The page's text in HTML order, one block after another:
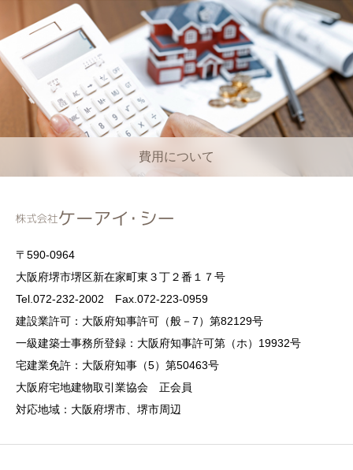
費用について
〒590-0964
大阪府堺市堺区新在家町東３丁２番１７号
Tel.072-232-2002 Fax.072-223-0959
建設業許可：大阪府知事許可（般－7）第82129号
一級建築士事務所登録：大阪府知事許可第（ホ）19932号
宅建業免許：大阪府知事（5）第50463号
大阪府宅地建物取引業協会 正会員
対応地域：大阪府堺市、堺市周辺